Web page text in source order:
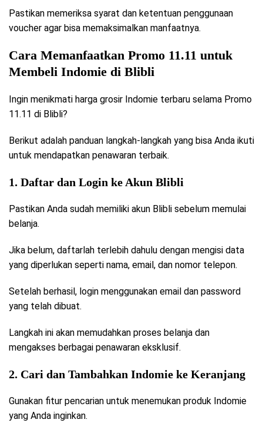
Pastikan memeriksa syarat dan ketentuan penggunaan
voucher agar bisa memaksimalkan manfaatnya.
Cara Memanfaatkan Promo 11.11 untuk
Membeli Indomie di Blibli
Ingin menikmati harga grosir Indomie terbaru selama Promo
11.11 di Blibli?
Berikut adalah panduan langkah-langkah yang bisa Anda ikuti
untuk mendapatkan penawaran terbaik.
1. Daftar dan Login ke Akun Blibli
Pastikan Anda sudah memiliki akun Blibli sebelum memulai
belanja.
Jika belum, daftarlah terlebih dahulu dengan mengisi data
yang diperlukan seperti nama, email, dan nomor telepon.
Setelah berhasil, login menggunakan email dan password
yang telah dibuat.
Langkah ini akan memudahkan proses belanja dan
mengakses berbagai penawaran eksklusif.
2. Cari dan Tambahkan Indomie ke Keranjang
Gunakan fitur pencarian untuk menemukan produk Indomie
yang Anda inginkan.